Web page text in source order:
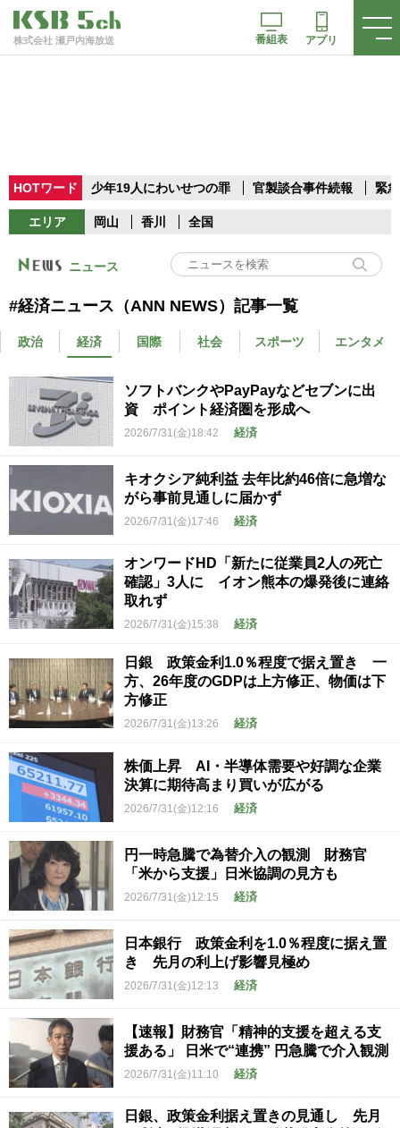
株式会社 瀬戸内海放送 番組表 アプリ
HOTワード 少年19人にわいせつの罪 官製談合事件続報 緊
エリア 岡山 香川 全国
ニュース
#経済ニュース（ANN NEWS）記事一覧
政治 経済 国際 社会 スポーツ エンタメ
ソフトバンクやPayPayなどセブンに出
資 ポイント経済圏を形成へ
2026/7/31(金)18:42 経済
キオクシア純利益 去年比約46倍に急増な
がら事前見通しに届かず
2026/7/31(金)17:46 経済
オンワードHD「新たに従業員2人の死亡
確認」3人に イオン熊本の爆発後に連絡
取れず
2026/7/31(金)15:38 経済
日銀 政策金利1.0％程度で据え置き 一
方、26年度のGDPは上方修正、物価は下
方修正
2026/7/31(金)13:26 経済
株価上昇 AI・半導体需要や好調な企業
決算に期待高まり買いが広がる
2026/7/31(金)12:16 経済
円一時急騰で為替介入の観測 財務官
「米から支援」日米協調の見方も
2026/7/31(金)12:15 経済
日本銀行 政策金利を1.0％程度に据え置
き 先月の利上げ影響見極め
2026/7/31(金)12:13 経済
【速報】財務官「精神的支援を超える支
援ある」 日米で“連携” 円急騰で介入観測
2026/7/31(金)11:10 経済
日銀、政策金利据え置きの見通し 先月